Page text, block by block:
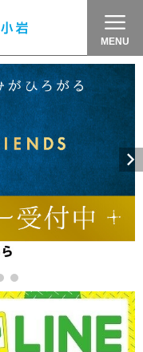
MENU